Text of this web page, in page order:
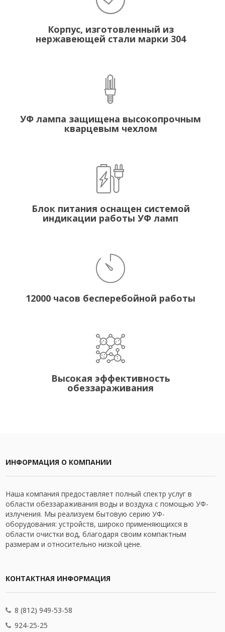
Корпус, изготовленный из
нержавеющей стали марки 304
УФ лампа защищена высокопрочным
кварцевым чехлом
Блок питания оснащен системой
индикации работы УФ ламп
12000 часов бесперебойной работы
Высокая эффективность
обеззараживания
ИНФОРМАЦИЯ О КОМПАНИИ
Наша компания предоставляет полный спектр услуг в
области обеззараживания воды и воздуха с помощью УФ-
излучения. Мы реализуем бытовую серию УФ-
оборудования: устройств, широко применяющихся в
области очистки вод, благодаря своим компактным
размерам и относительно низкой цене.
КОНТАКТНАЯ ИНФОРМАЦИЯ
8 (812) 949-53-58
924-25-25